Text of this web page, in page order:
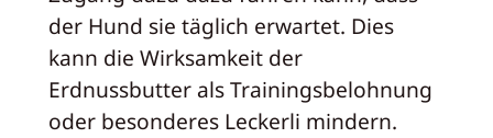
der Hund sie täglich erwartet. Dies
kann die Wirksamkeit der
Erdnussbutter als Trainingsbelohnung
oder besonderes Leckerli mindern.